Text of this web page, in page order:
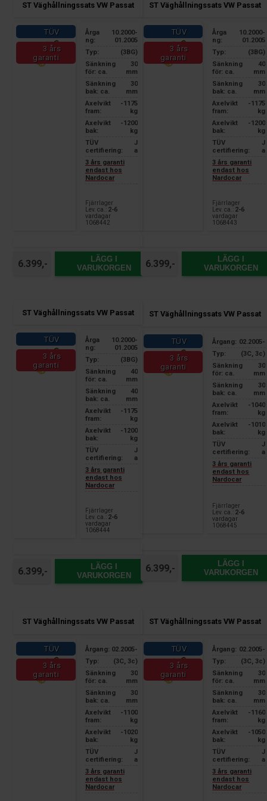
ST Väghållningssats VW Passat
TÜV
3 års
garanti
Årga
ng:
10.2000-
01.2005
Typ:
(3BG)
Sänkning
för: ca.
30
mm
Sänkning
bak: ca.
30
mm
Axelvikt
fram:
-1175
kg
Axelvikt
bak:
-1200
kg
TÜV
certifiering:
J
a
3 års garanti
endast hos
Nardocar
Fjärrlager
Lev. ca.:
2-6
vardagar
1068442
6.399,-
LÄGG I
VARUKORGEN
ST Väghållningssats VW Passat
TÜV
3 års
garanti
Årga
ng:
10.2000-
01.2005
Typ:
(3BG)
Sänkning
för: ca.
40
mm
Sänkning
bak: ca.
30
mm
Axelvikt
fram:
-1175
kg
Axelvikt
bak:
-1200
kg
TÜV
certifiering:
J
a
3 års garanti
endast hos
Nardocar
Fjärrlager
Lev. ca.: 2-6
vardagar
1068443
6.399,-
LÄGG I
VARUKORGEN
ST Väghållningssats VW Passat
TÜV
3 års
garanti
Årga
ng:
10.2000-
01.2005
Typ:
(3BG)
Sänkning
för: ca.
40
mm
Sänkning
bak: ca.
40
mm
Axelvikt
fram:
-1175
kg
Axelvikt
bak:
-1200
kg
TÜV
certifiering:
J
a
3 års garanti
endast hos
Nardocar
Fjärrlager
Lev. ca.:
2-6
vardagar
1068444
6.399,-
LÄGG I
VARUKORGEN
ST Väghållningssats VW Passat
TÜV
3 års
garanti
Årgang: 02.2005-
Typ:
(3C, 3c)
Sänkning
för: ca.
30
mm
Sänkning
bak: ca.
30
mm
Axelvikt
fram:
-1040
kg
Axelvikt
bak:
-1010
kg
TÜV
certifiering:
J
a
3 års garanti
endast hos
Nardocar
Fjärrlager
Lev. ca.: 2-6
vardagar
1068445
6.399,-
LÄGG I
VARUKORGEN
ST Väghållningssats VW Passat
TÜV
3 års
garanti
Årgang: 02.2005-
Typ:
(3C, 3c)
Sänkning
för: ca.
30
mm
Sänkning
bak: ca.
30
mm
Axelvikt
fram:
-1100
kg
Axelvikt
bak:
-1020
kg
TÜV
certifiering:
J
a
3 års garanti
endast hos
Nardocar
ST Väghållningssats VW Passat
TÜV
3 års
garanti
Årgang: 02.2005-
Typ:
(3C, 3c)
Sänkning
för: ca.
30
mm
Sänkning
bak: ca.
30
mm
Axelvikt
fram:
-1160
kg
Axelvikt
bak:
-1050
kg
TÜV
certifiering:
J
a
3 års garanti
endast hos
Nardocar